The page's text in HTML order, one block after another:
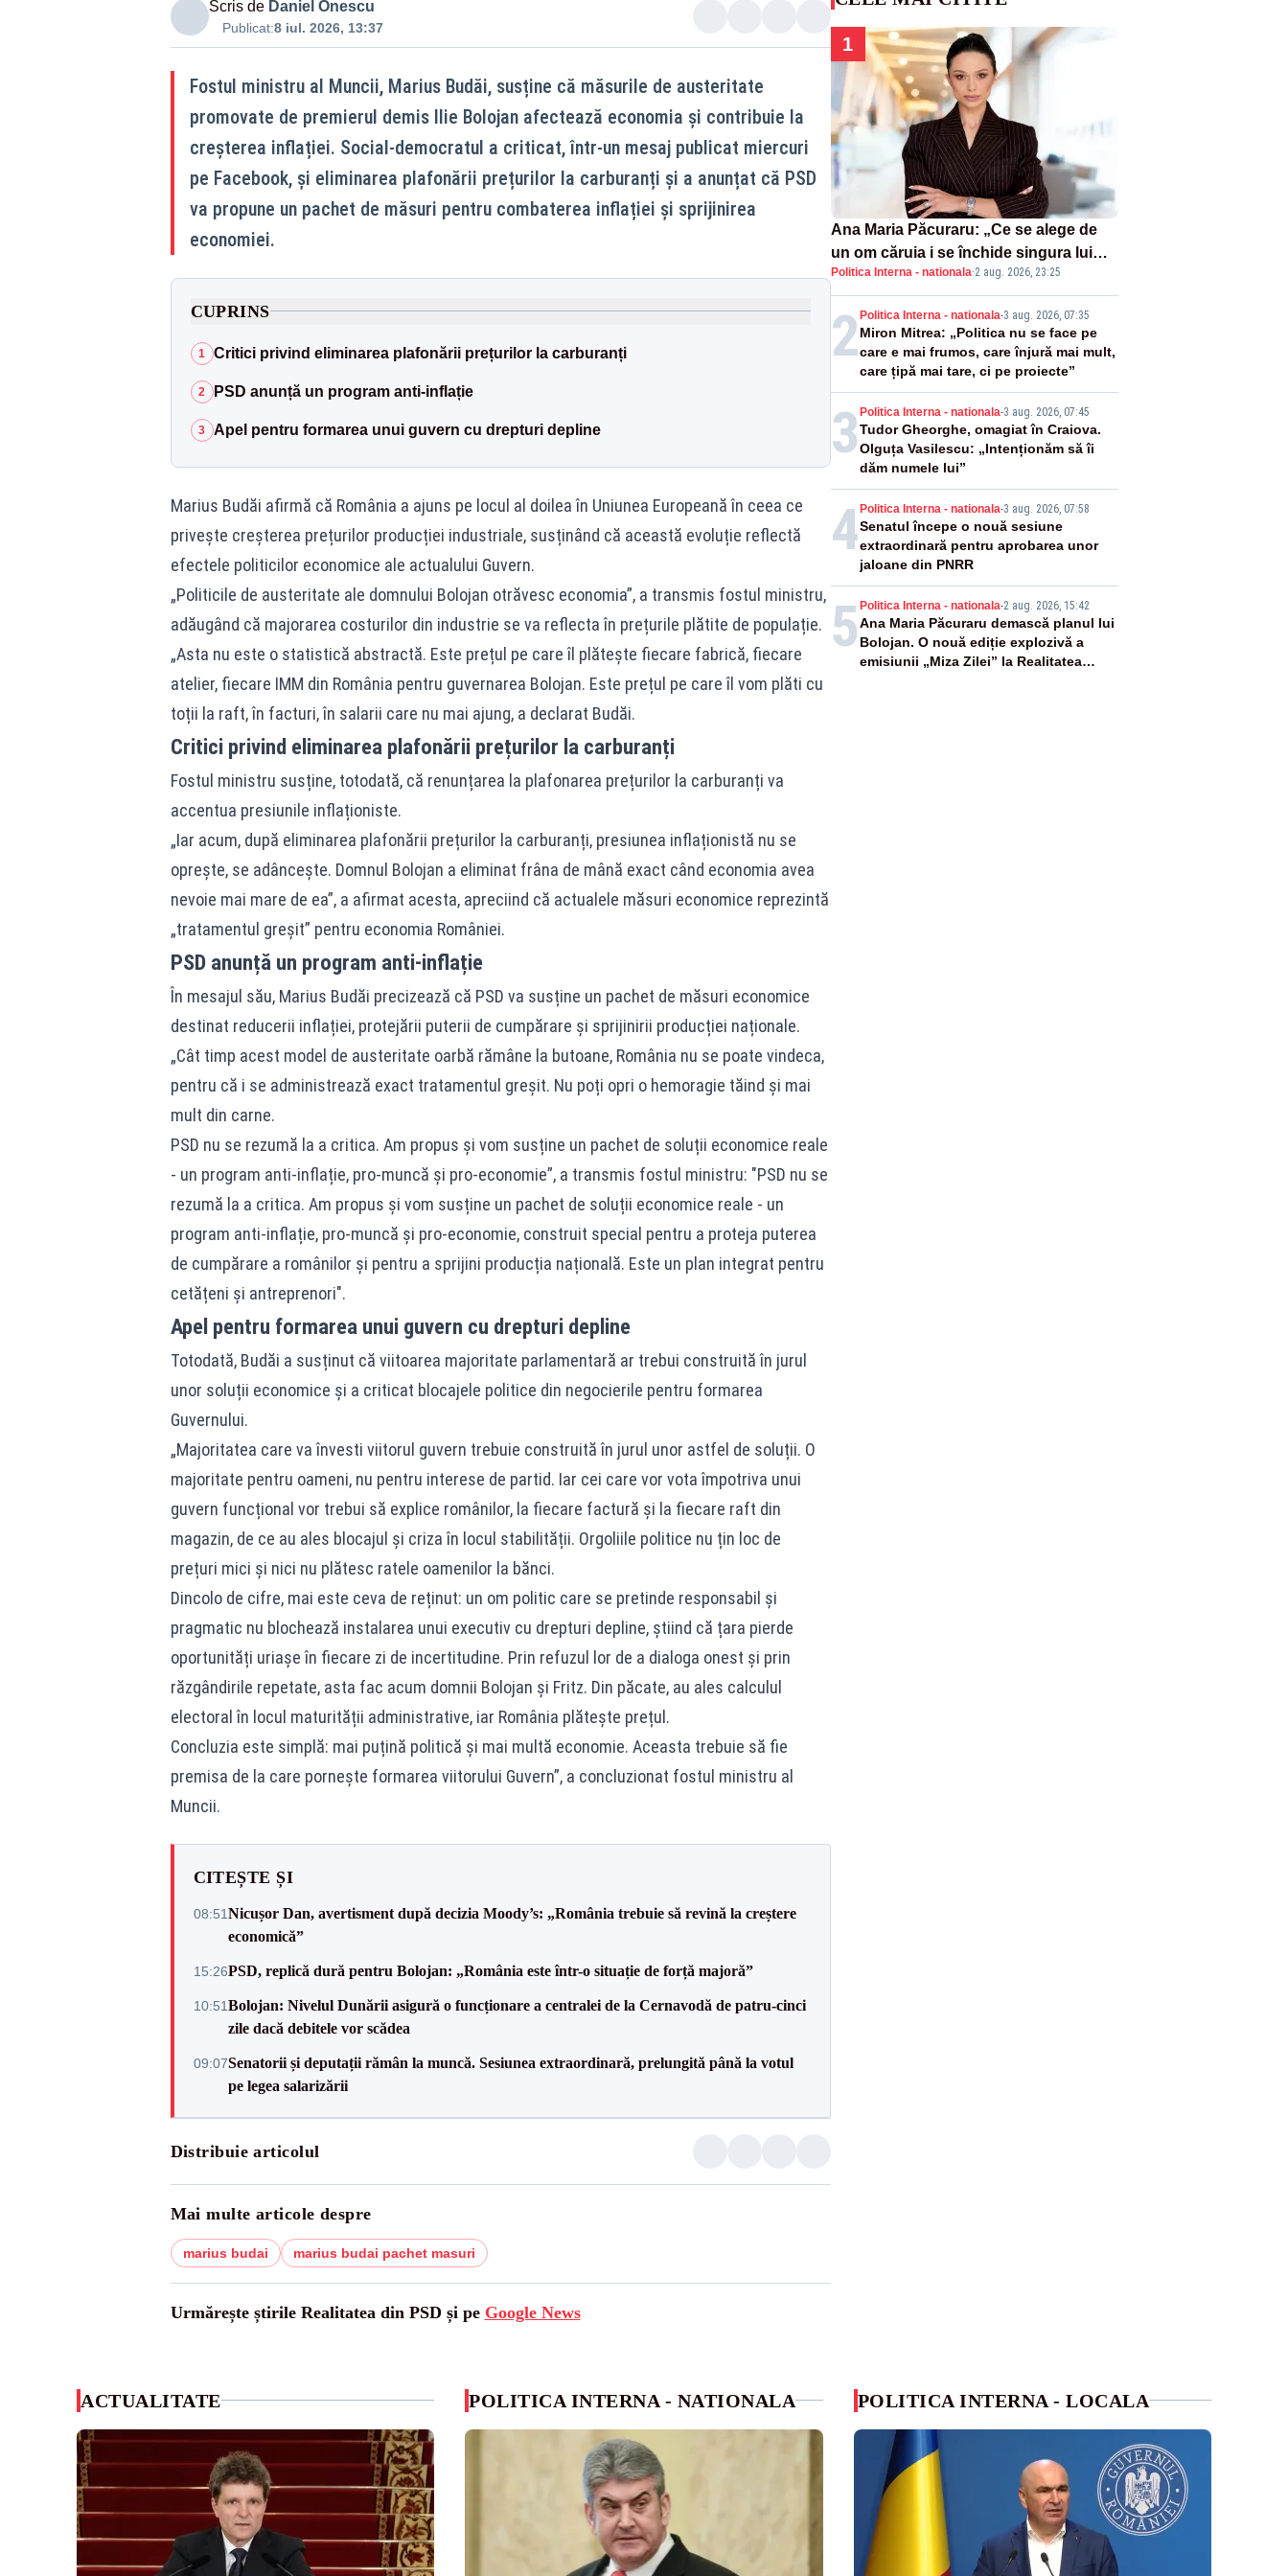
Scris de Daniel Onescu
Publicat:8 iul. 2026, 13:37
Fostul ministru al Muncii, Marius Budăi, susține că măsurile de austeritate
promovate de premierul demis Ilie Bolojan afectează economia și contribuie la
creșterea inflației. Social-democratul a criticat, într-un mesaj publicat miercuri
pe Facebook, și eliminarea plafonării prețurilor la carburanți și a anunțat că PSD
va propune un pachet de măsuri pentru combaterea inflației și sprijinirea
economiei.
CUPRINS
1 Critici privind eliminarea plafonării prețurilor la carburanți
2 PSD anunță un program anti-inflație
3 Apel pentru formarea unui guvern cu drepturi depline
Marius Budăi afirmă că România a ajuns pe locul al doilea în Uniunea Europeană în ceea ce
privește creșterea prețurilor producției industriale, susținând că această evoluție reflectă
efectele politicilor economice ale actualului Guvern.
„Politicile de austeritate ale domnului Bolojan otrăvesc economia”, a transmis fostul ministru,
adăugând că majorarea costurilor din industrie se va reflecta în prețurile plătite de populație.
„Asta nu este o statistică abstractă. Este prețul pe care îl plătește fiecare fabrică, fiecare
atelier, fiecare IMM din România pentru guvernarea Bolojan. Este prețul pe care îl vom plăti cu
toții la raft, în facturi, în salarii care nu mai ajung, a declarat Budăi.
Critici privind eliminarea plafonării prețurilor la carburanți
Fostul ministru susține, totodată, că renunțarea la plafonarea prețurilor la carburanți va
accentua presiunile inflaționiste.
„Iar acum, după eliminarea plafonării prețurilor la carburanți, presiunea inflaționistă nu se
oprește, se adâncește. Domnul Bolojan a eliminat frâna de mână exact când economia avea
nevoie mai mare de ea”, a afirmat acesta, apreciind că actualele măsuri economice reprezintă
„tratamentul greșit” pentru economia României.
PSD anunță un program anti-inflație
În mesajul său, Marius Budăi precizează că PSD va susține un pachet de măsuri economice
destinat reducerii inflației, protejării puterii de cumpărare și sprijinirii producției naționale.
„Cât timp acest model de austeritate oarbă rămâne la butoane, România nu se poate vindeca,
pentru că i se administrează exact tratamentul greșit. Nu poți opri o hemoragie tăind și mai
mult din carne.
PSD nu se rezumă la a critica. Am propus și vom susține un pachet de soluții economice reale
- un program anti-inflație, pro-muncă și pro-economie”, a transmis fostul ministru: "PSD nu se
rezumă la a critica. Am propus și vom susține un pachet de soluții economice reale - un
program anti-inflație, pro-muncă și pro-economie, construit special pentru a proteja puterea
de cumpărare a românilor și pentru a sprijini producția națională. Este un plan integrat pentru
cetățeni și antreprenori".
Apel pentru formarea unui guvern cu drepturi depline
Totodată, Budăi a susținut că viitoarea majoritate parlamentară ar trebui construită în jurul
unor soluții economice și a criticat blocajele politice din negocierile pentru formarea
Guvernului.
„Majoritatea care va învesti viitorul guvern trebuie construită în jurul unor astfel de soluții. O
majoritate pentru oameni, nu pentru interese de partid. Iar cei care vor vota împotriva unui
guvern funcțional vor trebui să explice românilor, la fiecare factură și la fiecare raft din
magazin, de ce au ales blocajul și criza în locul stabilității. Orgoliile politice nu țin loc de
prețuri mici și nici nu plătesc ratele oamenilor la bănci.
Dincolo de cifre, mai este ceva de reținut: un om politic care se pretinde responsabil și
pragmatic nu blochează instalarea unui executiv cu drepturi depline, știind că țara pierde
oportunități uriașe în fiecare zi de incertitudine. Prin refuzul lor de a dialoga onest și prin
răzgândirile repetate, asta fac acum domnii Bolojan și Fritz. Din păcate, au ales calculul
electoral în locul maturității administrative, iar România plătește prețul.
Concluzia este simplă: mai puțină politică și mai multă economie. Aceasta trebuie să fie
premisa de la care pornește formarea viitorului Guvern”, a concluzionat fostul ministru al
Muncii.
CITEȘTE ȘI
08:51Nicușor Dan, avertisment după decizia Moody’s: „România trebuie să revină la creștere
economică”
15:26PSD, replică dură pentru Bolojan: „România este într-o situație de forță majoră”
10:51Bolojan: Nivelul Dunării asigură o funcționare a centralei de la Cernavodă de patru-cinci
zile dacă debitele vor scădea
09:07Senatorii și deputații rămân la muncă. Sesiunea extraordinară, prelungită până la votul
pe legea salarizării
Distribuie articolul
Mai multe articole despre
marius budai marius budai pachet masuri
Urmărește știrile Realitatea din PSD și pe Google News
1
Ana Maria Păcuraru: „Ce se alege de
un om căruia i se închide singura lui
portiță?”
Politica Interna - nationala·2 aug. 2026, 23:25
2Politica Interna - nationala-3 aug. 2026, 07:35
Miron Mitrea: „Politica nu se face pe
care e mai frumos, care înjură mai mult,
care țipă mai tare, ci pe proiecte”
3 Politica Interna - nationala-3 aug. 2026, 07:45
Tudor Gheorghe, omagiat în Craiova.
Olguța Vasilescu: „Intenționăm să îi
dăm numele lui”
4Politica Interna - nationala-3 aug. 2026, 07:58
Senatul începe o nouă sesiune
extraordinară pentru aprobarea unor
jaloane din PNRR
5 Politica Interna - nationala-2 aug. 2026, 15:42
Ana Maria Păcuraru demască planul lui
Bolojan. O nouă ediție explozivă a
emisiunii „Miza Zilei” la Realitatea
ACTUALITATE POLITICA INTERNA - NATIONALA POLITICA INTERNA - LOCALA